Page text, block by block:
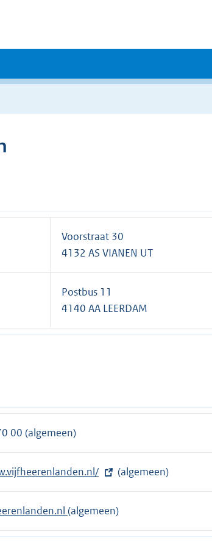
Voorstraat 30
4132 AS VIANEN UT
Postbus 11
4140 AA LEERDAM
00 (algemeen)
(algemeen)
(algemeen)